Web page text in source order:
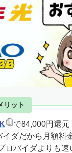
リット
で84,000円還元
イダだから月額料
ロバイダよりも速